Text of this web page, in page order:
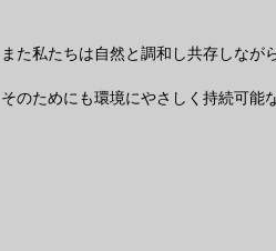
また私たちは自然と調和し共存しなが
そのためにも環境にやさしく持続可能